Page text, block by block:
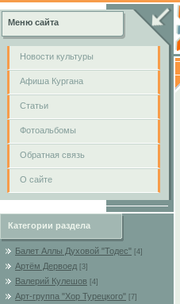
Меню сайта
Новости культуры
Афиша Кургана
Cтатьи
Фотоальбомы
Обратная связь
О сайте
Категории раздела
Балет Аллы Духовой "Тодес" [4]
Артём Дервоед [3]
Валерий Кулешов [4]
Арт-группа "Хор Турецкого" [7]